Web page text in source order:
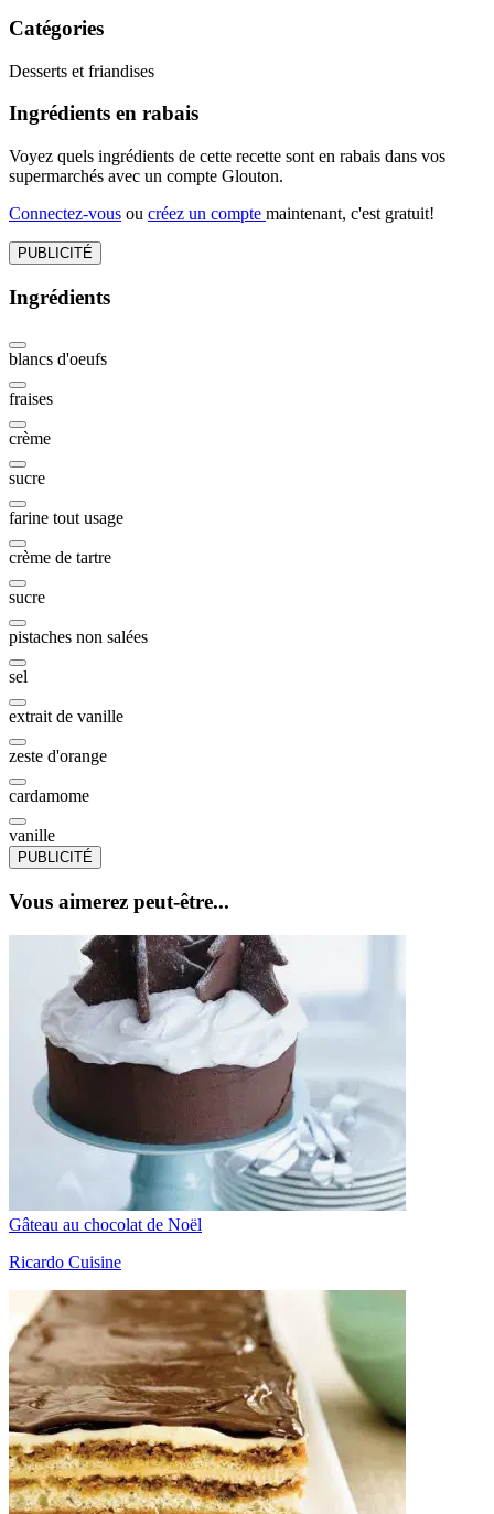
Catégories
Desserts et friandises
Ingrédients en rabais
Voyez quels ingrédients de cette recette sont en rabais dans vos
supermarchés avec un compte Glouton.
Connectez-vous ou créez un compte maintenant, c'est gratuit!
PUBLICITÉ
Ingrédients
blancs d'oeufs
fraises
crème
sucre
farine tout usage
crème de tartre
sucre
pistaches non salées
sel
extrait de vanille
zeste d'orange
cardamome
vanille
PUBLICITÉ
Vous aimerez peut-être...
Gâteau au chocolat de Noël
Ricardo Cuisine